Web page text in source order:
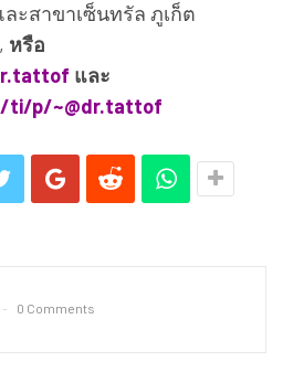
ละสาขาเซ็นทรัล ภูเก็ต
หรือ
และ
ti/p/~@dr.tattof
0 Comments